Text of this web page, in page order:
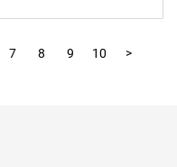
7 8 9 10 >